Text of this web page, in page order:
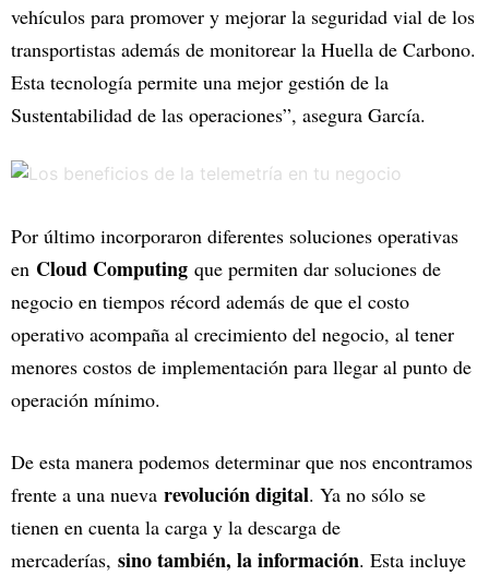
vehículos para promover y mejorar la seguridad vial de los
transportistas además de monitorear la Huella de Carbono.
Esta tecnología permite una mejor gestión de la
Sustentabilidad de las operaciones”, asegura García.
Por último incorporaron diferentes soluciones operativas
en Cloud Computing que permiten dar soluciones de
negocio en tiempos récord además de que el costo
operativo acompaña al crecimiento del negocio, al tener
menores costos de implementación para llegar al punto de
operación mínimo.
De esta manera podemos determinar que nos encontramos
frente a una nueva revolución digital. Ya no sólo se
tienen en cuenta la carga y la descarga de
mercaderías, sino también, la información. Esta incluye